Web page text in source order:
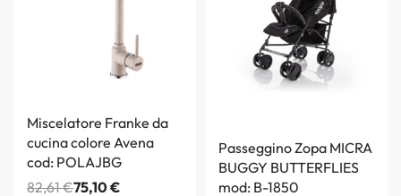
Miscelatore Franke da
cucina colore Avena
cod: POLAJBG
82,61€75,10€
Passeggino Zopa MICRA
BUGGY BUTTERFLIES
mod: B-1850